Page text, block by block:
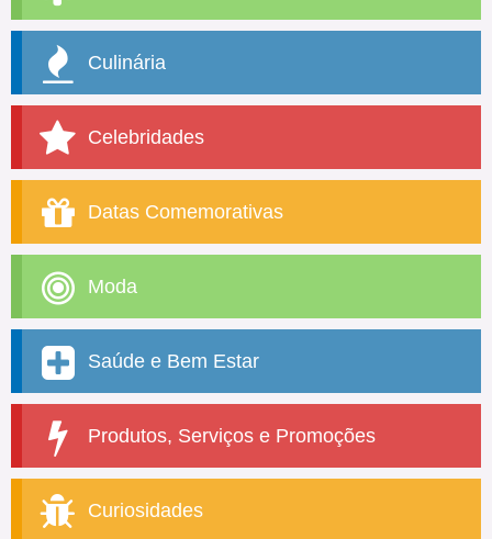
Culinária
Celebridades
Datas Comemorativas
Moda
Saúde e Bem Estar
Produtos, Serviços e Promoções
Curiosidades